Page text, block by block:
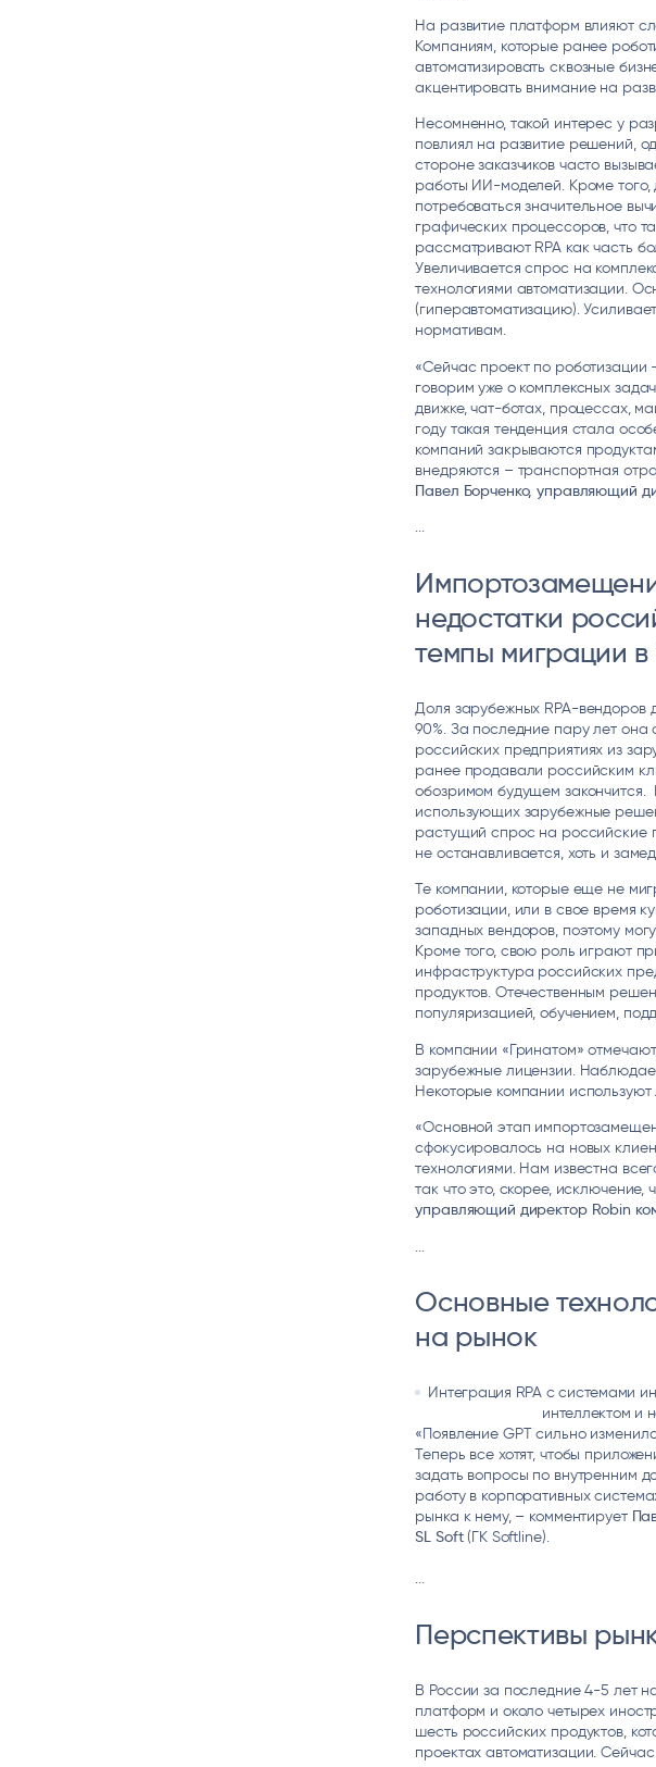
На развитие платформ влияют
Компаниям, которые ранее
автоматизировать сквозные
акцентировать внимание на
Несомненно, такой интерес у
повлиял на развитие решений,
стороне заказчиков часто
работы ИИ-моделей. Кроме того,
потребоваться значительное
графических процессоров, что
рассматривают RPA как часть
Увеличивается спрос на
технологиями автоматизации.
(гиперавтоматизацию).
нормативам.
«Сейчас проект по роботизации
говорим уже о комплексных
движке, чат-ботах, процессах,
году такая тенденция стала
компаний закрываются
внедряются – транспортная
Павел Борченко, управляющий
...
недостатки
темпы миграции в
Доля зарубежных RPA-вендоров
90%. За последние пару лет она
российских предприятиях из
ранее продавали российским
обозримом будущем
использующих зарубежные
растущий спрос на российские
не останавливается, хоть и
Те компании, которые еще не
роботизации, или в свое время
западных вендоров, поэтому
Кроме того, свою роль играют
инфраструктура российских
продуктов. Отечественным
популяризацией, обучением,
В компании «Гринатом»
зарубежные лицензии.
Некоторые компании
«Основной этап
сфокусировалось на новых
технологиями. Нам известна
так что это, скорее, исключение,
управляющий директор Robin
...
Основные
на рынок
Интеграция RPAс системами
интеллектом и
«Появление GPT сильно
Теперь все хотят, чтобы
задать вопросы по внутренним
работу в корпоративных
рынка к нему, – комментирует
SL Soft(ГК Softline).
...
Перспективы
В России за последние 4-5 лет
платформ и около четырех
шесть российских продуктов,
проектах автоматизации.